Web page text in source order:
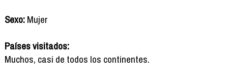
Sexo:Mujer
Países visitados:
Muchos, casi de todos los continentes.